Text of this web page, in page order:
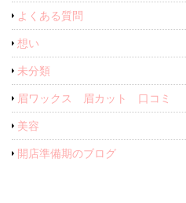
よくある質問
想い
未分類
眉ワックス 眉カット 口コミ
美容
開店準備期のブログ